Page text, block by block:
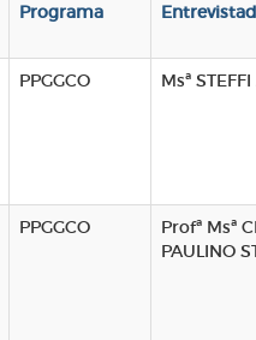
Programa
PPGGCO Msª
PPGGCO
Profª Msª
PAULINO